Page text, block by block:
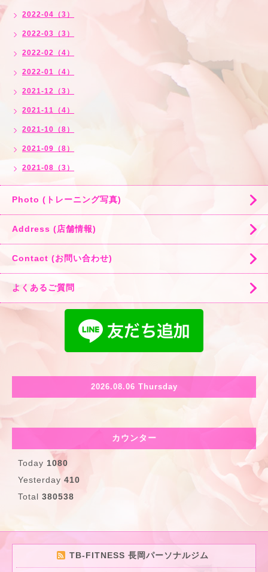
2022-04（3）
2022-03（3）
2022-02（4）
2022-01（4）
2021-12（3）
2021-11（4）
2021-10（8）
2021-09（8）
2021-08（3）
Photo (トレーニング写真)
Address (店舗情報)
Contact (お問い合わせ)
よくあるご質問
2026.08.06 Thursday
カウンター
Today 1080
Yesterday 410
Total 380538
TB-FITNESS 長岡パーソナルジム